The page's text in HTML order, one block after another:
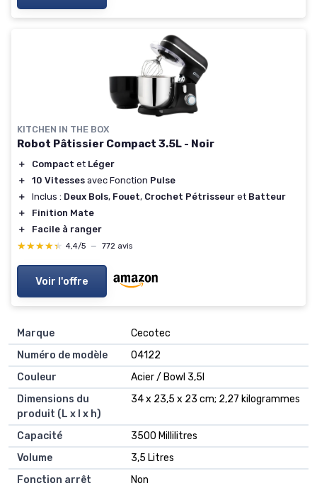
KITCHEN IN THE BOX
Robot Pâtissier Compact 3.5L - Noir
＋ Compact et Léger
＋
10 Vitesses avec Fonction Pulse
＋
Inclus : Deux Bols, Fouet, Crochet Pétrisseur et Batteur
＋
Finition Mate
＋
Facile à ranger
★★★★★
★★★★★ 4,4/5 — 772 avis
Voir l'offre
Marque
‎Cecotec
Numéro de modèle
‎04122
Couleur
‎Acier / Bowl 3,5l
Dimensions du
produit (L x l x h)
‎34 x 23,5 x 23 cm; 2,27 kilogrammes
Capacité
‎3500 Millilitres
Volume
‎3,5 Litres
Fonction arrêt
‎Non